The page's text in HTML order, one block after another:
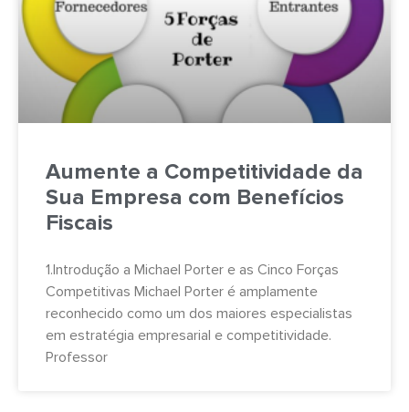
Aumente a Competitividade da
Sua Empresa com Benefícios
Fiscais
1.Introdução a Michael Porter e as Cinco Forças
Competitivas Michael Porter é amplamente
reconhecido como um dos maiores especialistas
em estratégia empresarial e competitividade.
Professor